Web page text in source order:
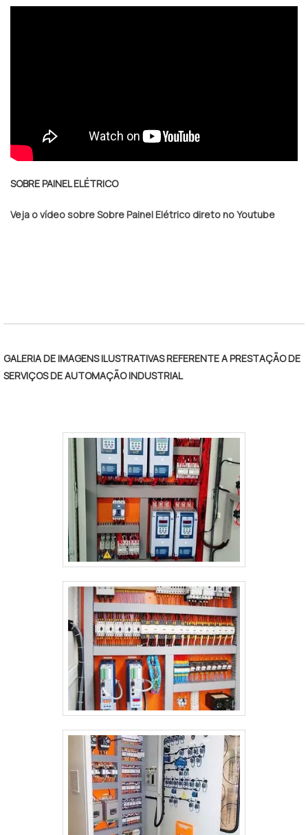
SOBRE PAINEL ELÉTRICO
Veja o vídeo sobre Sobre Painel Elétrico direto no Youtube
GALERIA DE IMAGENS ILUSTRATIVAS REFERENTE A PRESTAÇÃO DE
SERVIÇOS DE AUTOMAÇÃO INDUSTRIAL